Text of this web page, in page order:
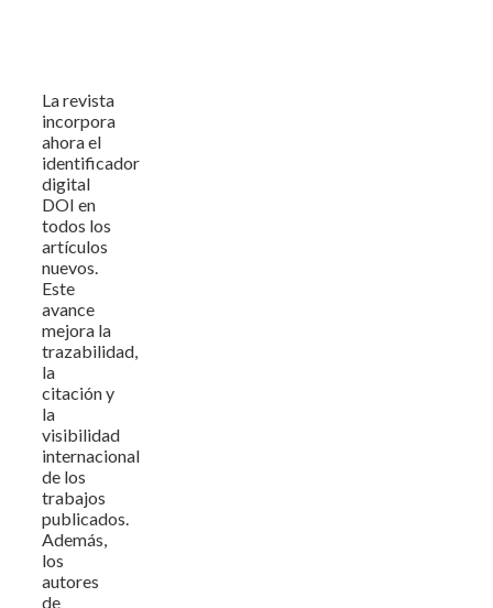
La revista
incorpora
ahora el
identificador
digital
DOI en
todos los
artículos
nuevos.
Este
avance
mejora la
trazabilidad,
la
citación y
la
visibilidad
internacional
de los
trabajos
publicados.
Además,
los
autores
de